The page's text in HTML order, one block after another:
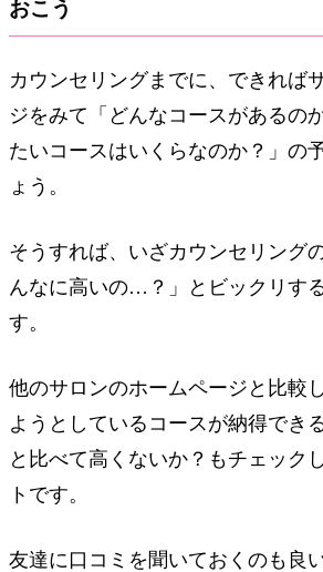
おこう
カウンセリングまでに、できれば
ジをみて「どんなコースがあるの
たいコースはいくらなのか？」の
ょう。
そうすれば、いざカウンセリング
んなに高いの…？」とビックリす
す。
他のサロンのホームページと比較
ようとしているコースが納得でき
と比べて高くないか？もチェック
トです。
友達に口コミを聞いておくのも良